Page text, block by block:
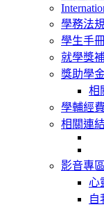
學務法
學生手
就學獎
獎助學
相
學輔經
相關連
影音專區
心
自